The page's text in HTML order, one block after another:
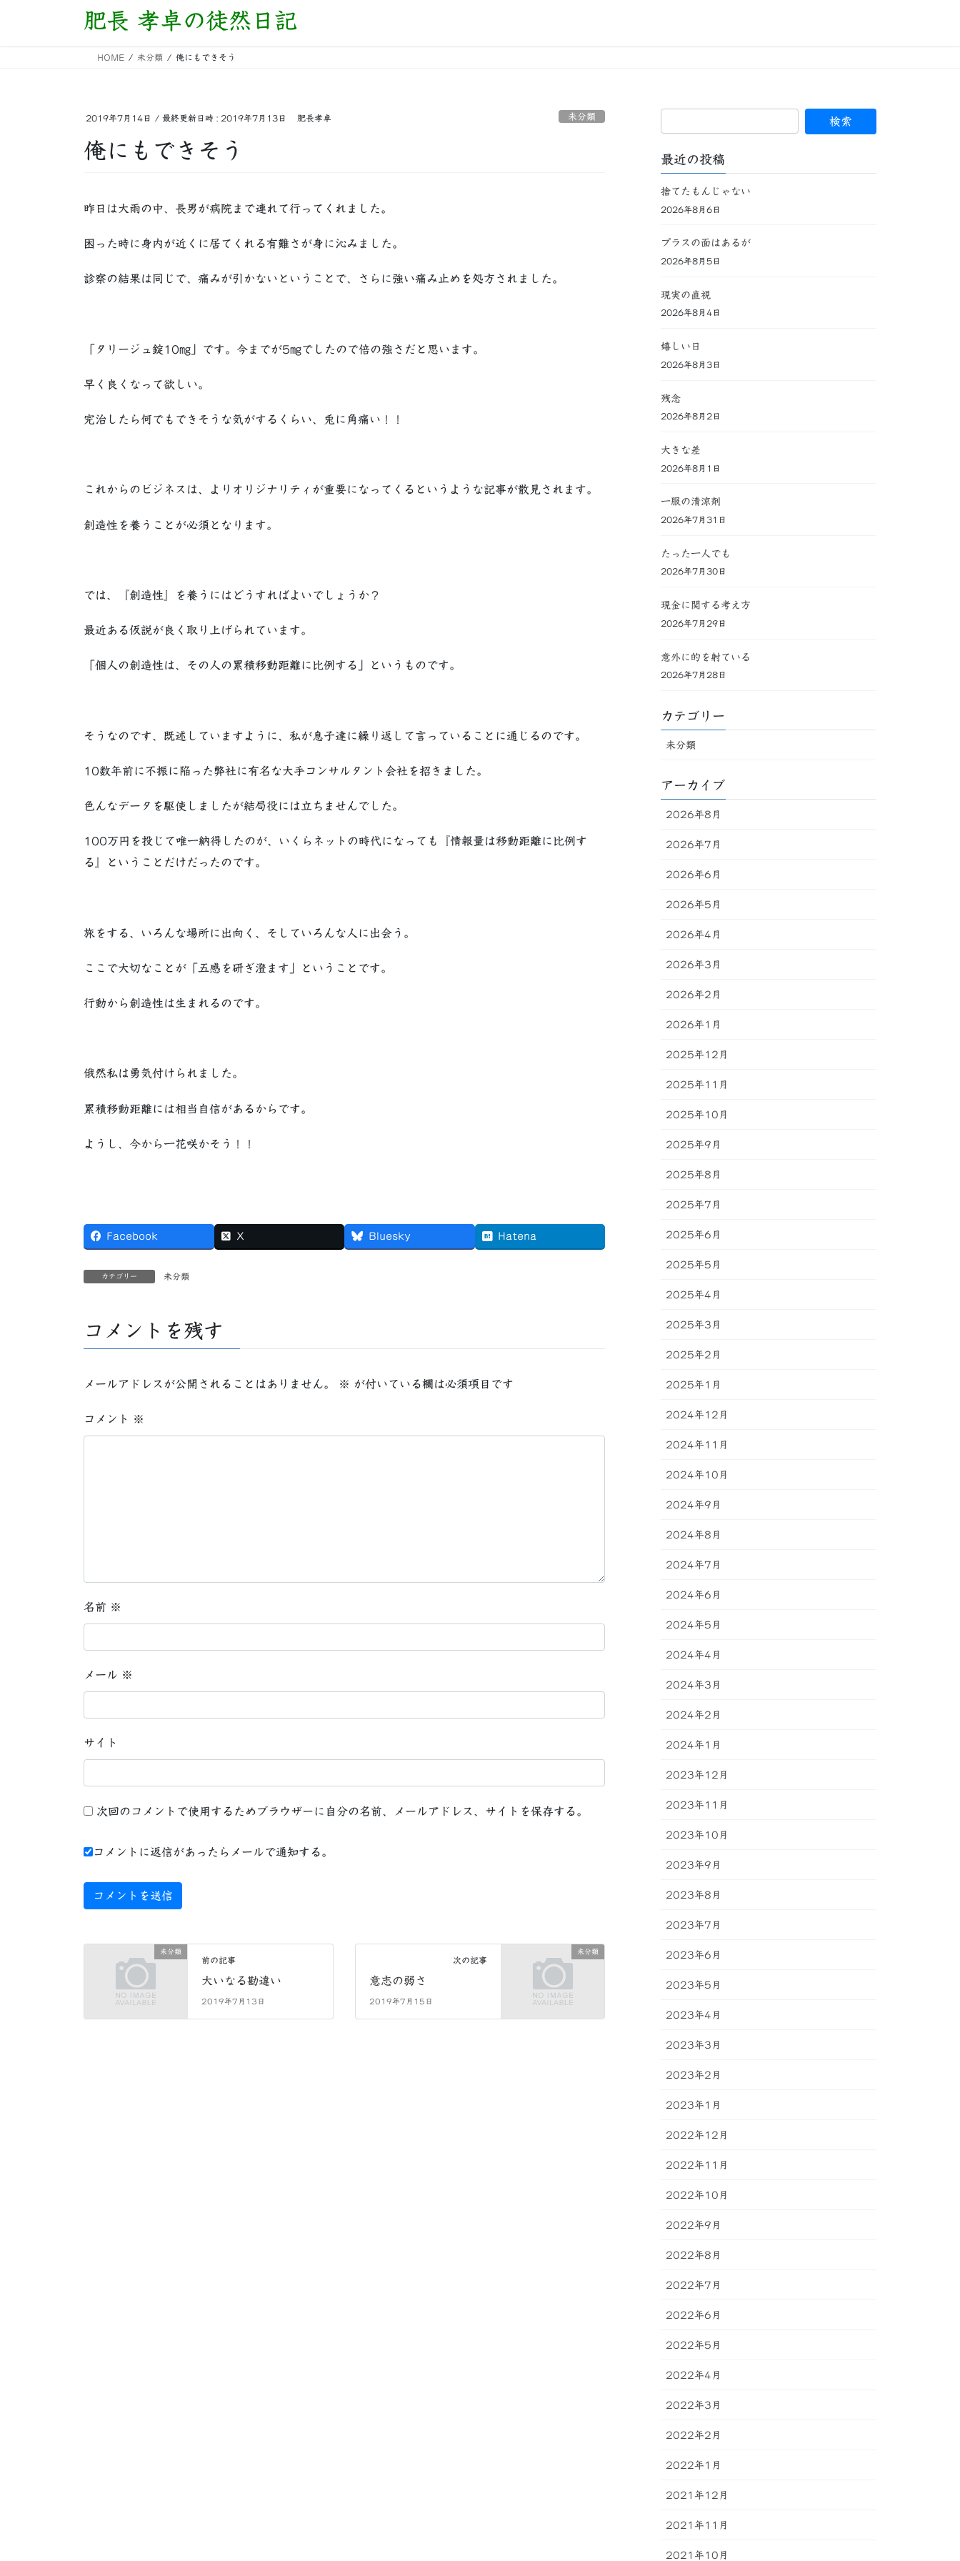
肥長 孝卓の徒然日記
HOME 未分類 俺にもできそう
2019年7月14日 / 最終更新日時 : 2019年7月13日 肥長孝卓 未分類
俺にもできそう
昨日は大雨の中、長男が病院まで連れて行ってくれました。
困った時に身内が近くに居てくれる有難さが身に沁みました。
診察の結果は同じで、痛みが引かないということで、さらに強い痛み止めを処方されました。
「タリージュ錠10㎎」です。今までが5㎎でしたので倍の強さだと思います。
早く良くなって欲しい。
完治したら何でもできそうな気がするくらい、兎に角痛い！！
これからのビジネスは、よりオリジナリティが重要になってくるというような記事が散見されます。
創造性を養うことが必須となります。
では、『創造性』を養うにはどうすればよいでしょうか？
最近ある仮説が良く取り上げられています。
「個人の創造性は、その人の累積移動距離に比例する」というものです。
そうなのです、既述していますように、私が息子達に繰り返して言っていることに通じるのです。
10数年前に不振に陥った弊社に有名な大手コンサルタント会社を招きました。
色んなデータを駆使しましたが結局役には立ちませんでした。
100万円を投じて唯一納得したのが、いくらネットの時代になっても『情報量は移動距離に比例す
る』ということだけだったのです。
旅をする、いろんな場所に出向く、そしていろんな人に出会う。
ここで大切なことが「五感を研ぎ澄ます」ということです。
行動から創造性は生まれるのです。
俄然私は勇気付けられました。
累積移動距離には相当自信があるからです。
ようし、今から一花咲かそう！！
Facebook X Bluesky Hatena
カテゴリー 未分類
コメントを残す
メールアドレスが公開されることはありません。 ※ が付いている欄は必須項目です
コメント ※
名前 ※
メール ※
サイト
次回のコメントで使用するためブラウザーに自分の名前、メールアドレス、サイトを保存する。
コメントに返信があったらメールで通知する。
未分類
前の記事
大いなる勘違い
2019年7月13日
未分類
次の記事
意志の弱さ
2019年7月15日
最近の投稿
捨てたもんじゃない
2026年8月6日
プラスの面はあるが
2026年8月5日
現実の直視
2026年8月4日
嬉しい日
2026年8月3日
残念
2026年8月2日
大きな差
2026年8月1日
一服の清涼剤
2026年7月31日
たった一人でも
2026年7月30日
現金に関する考え方
2026年7月29日
意外に的を射ている
2026年7月28日
カテゴリー
未分類
アーカイブ
2026年8月
2026年7月
2026年6月
2026年5月
2026年4月
2026年3月
2026年2月
2026年1月
2025年12月
2025年11月
2025年10月
2025年9月
2025年8月
2025年7月
2025年6月
2025年5月
2025年4月
2025年3月
2025年2月
2025年1月
2024年12月
2024年11月
2024年10月
2024年9月
2024年8月
2024年7月
2024年6月
2024年5月
2024年4月
2024年3月
2024年2月
2024年1月
2023年12月
2023年11月
2023年10月
2023年9月
2023年8月
2023年7月
2023年6月
2023年5月
2023年4月
2023年3月
2023年2月
2023年1月
2022年12月
2022年11月
2022年10月
2022年9月
2022年8月
2022年7月
2022年6月
2022年5月
2022年4月
2022年3月
2022年2月
2022年1月
2021年12月
2021年11月
2021年10月